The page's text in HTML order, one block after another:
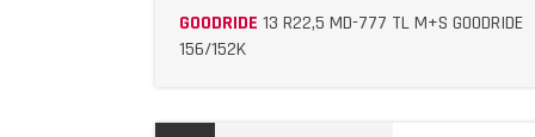
GOODRIDE 13 R22,5 MD-777 TL M+S GOODRIDE
156/152K